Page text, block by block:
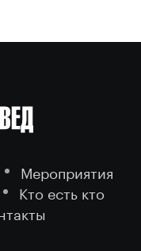
Мероприятия
Кто есть кто